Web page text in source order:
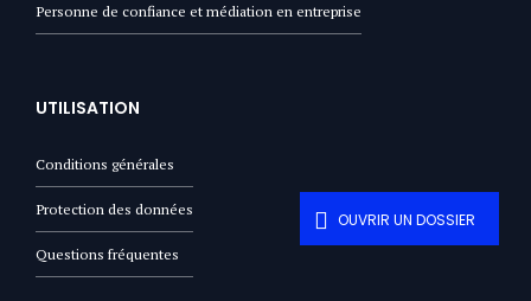
OUVRIR UN DOSSIER
Personne de confiance et médiation en entreprise
UTILISATION
Conditions générales
Protection des données
Questions fréquentes